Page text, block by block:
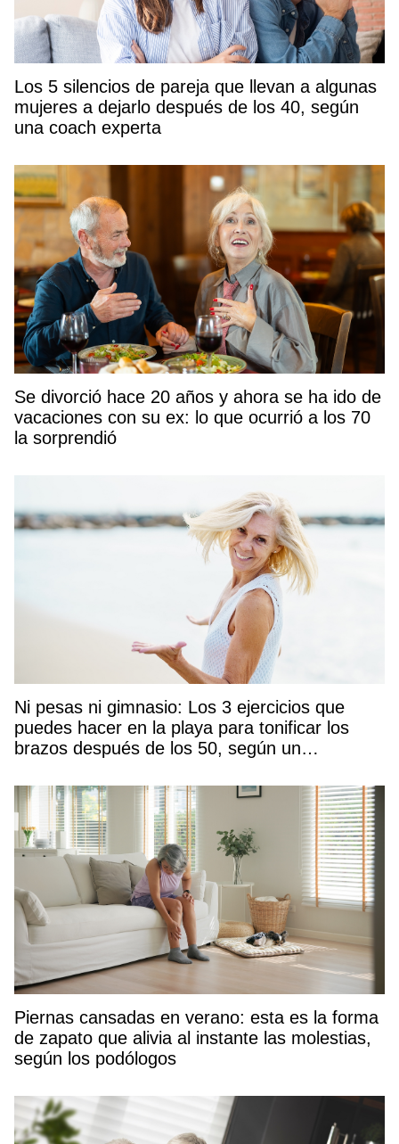
Los 5 silencios de pareja que llevan a algunas
mujeres a dejarlo después de los 40, según
una coach experta
Se divorció hace 20 años y ahora se ha ido de
vacaciones con su ex: lo que ocurrió a los 70
la sorprendió
Ni pesas ni gimnasio: Los 3 ejercicios que
puedes hacer en la playa para tonificar los
brazos después de los 50, según un
Piernas cansadas en verano: esta es la forma
de zapato que alivia al instante las molestias,
según los podólogos